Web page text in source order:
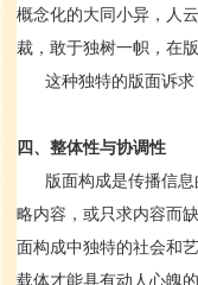
概念化的大同小异，人
裁，敢于独树一帜，在
这种独特的版面诉求
四、整体性与协调性
版面构成是传播信息
略内容，或只求内容而
面构成中独特的社会和
载体才能具有动人心魄